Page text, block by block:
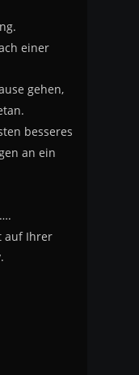
einer
gehen,
besseres
an ein
auf Ihrer